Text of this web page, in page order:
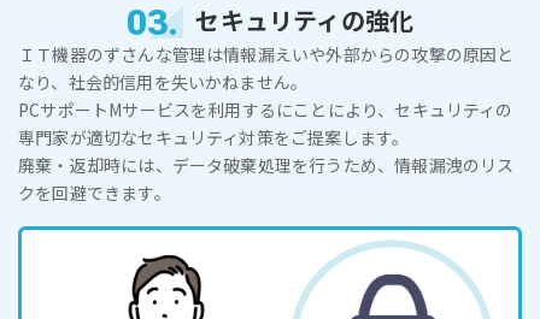
03. セキュリティの強化
ＩＴ機器のずさんな管理は情報漏えいや外部からの攻撃の原因と
なり、社会的信用を失いかねません。
PCサポートMサービスを利用するにことにより、セキュリティの
専門家が適切なセキュリティ対策をご提案します。
廃棄・返却時には、データ破棄処理を行うため、情報漏洩のリス
クを回避できます。